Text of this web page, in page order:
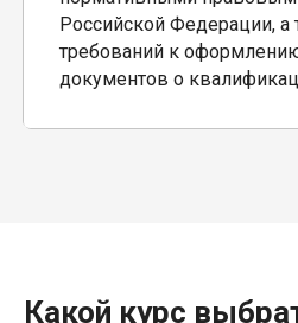
Российской Федерации, а
требований к
документов о
Какой курс